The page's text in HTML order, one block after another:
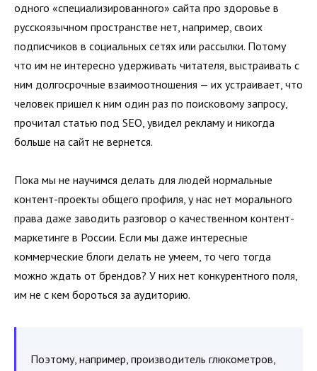
одного «специализированного» сайта про здоровье в
русскоязычном пространстве нет, например, своих
подписчиков в социальных сетях или рассылки. Потому
что им не интересно удерживать читателя, выстраивать с
ним долгосрочные взаимоотношения — их устраивает, что
человек пришел к ним один раз по поисковому запросу,
прочитал статью под SEO, увидел рекламу и никогда
больше на сайт не вернется.
Пока мы не научимся делать для людей нормальные
контент-проекты общего профиля, у нас нет морального
права даже заводить разговор о качественном контент-
маркетинге в России. Если мы даже интересные
коммерческие блоги делать не умеем, то чего тогда
можно ждать от брендов? У них нет конкурентного поля,
им не с кем бороться за аудиторию.
Поэтому, например, производитель глюкометров,